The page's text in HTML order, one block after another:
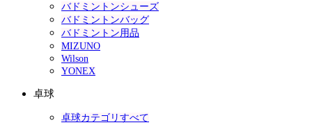
バドミントンシューズ
バドミントンバッグ
バドミントン用品
MIZUNO
Wilson
YONEX
卓球
卓球カテゴリすべて